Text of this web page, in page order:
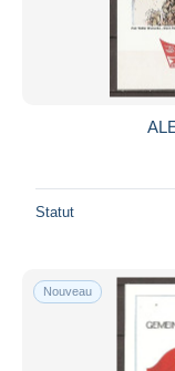
Statut
Nouveau